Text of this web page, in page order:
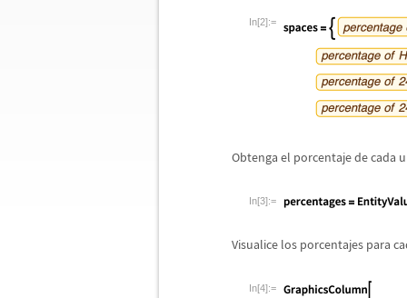
In[2]:=
Obtenga el porcentaje de cada
In[3]:=
Visualice los porcentajes para
In[4]:=